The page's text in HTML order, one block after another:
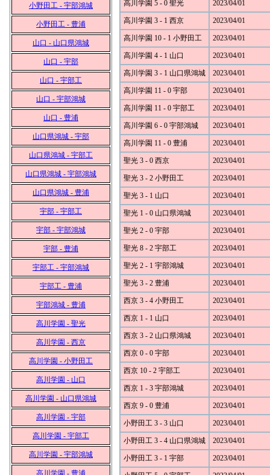
小野田工 - 宇部鴻城
小野田工 - 豊浦
山口 - 山口県鴻城
山口 - 宇部
山口 - 宇部工
山口 - 宇部鴻城
山口 - 豊浦
山口県鴻城 - 宇部
山口県鴻城 - 宇部工
山口県鴻城 - 宇部鴻城
山口県鴻城 - 豊浦
宇部 - 宇部工
宇部 - 宇部鴻城
宇部 - 豊浦
宇部工 - 宇部鴻城
宇部工 - 豊浦
宇部鴻城 - 豊浦
高川学園 - 聖光
高川学園 - 西京
高川学園 - 小野田工
高川学園 - 山口
高川学園 - 山口県鴻城
高川学園 - 宇部
高川学園 - 宇部工
高川学園 - 宇部鴻城
高川学園 - 豊浦
高川学園 5 - 0 聖光 2023/04/01
高川学園 3 - 1 西京 2023/04/01
高川学園 10 - 1 小野田工 2023/04/01
高川学園 4 - 1 山口 2023/04/01
高川学園 3 - 1 山口県鴻城 2023/04/01
高川学園 11 - 0 宇部 2023/04/01
高川学園 11 - 0 宇部工 2023/04/01
高川学園 6 - 0 宇部鴻城 2023/04/01
高川学園 11 - 0 豊浦 2023/04/01
聖光 3 - 0 西京 2023/04/01
聖光 3 - 2 小野田工 2023/04/01
聖光 3 - 1 山口 2023/04/01
聖光 1 - 0 山口県鴻城 2023/04/01
聖光 2 - 0 宇部 2023/04/01
聖光 8 - 2 宇部工 2023/04/01
聖光 2 - 1 宇部鴻城 2023/04/01
聖光 3 - 2 豊浦 2023/04/01
西京 3 - 4 小野田工 2023/04/01
西京 1 - 1 山口 2023/04/01
西京 3 - 2 山口県鴻城 2023/04/01
西京 0 - 0 宇部 2023/04/01
西京 10 - 2 宇部工 2023/04/01
西京 1 - 3 宇部鴻城 2023/04/01
西京 9 - 0 豊浦 2023/04/01
小野田工 3 - 3 山口 2023/04/01
小野田工 3 - 4 山口県鴻城 2023/04/01
小野田工 3 - 1 宇部 2023/04/01